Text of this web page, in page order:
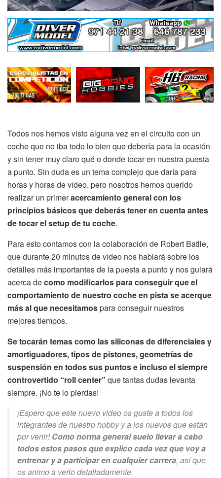
Todos nos hemos visto alguna vez en el circuito con un
coche que no iba todo lo bien que debería para la ocasión
y sin tener muy claro qué o donde tocar en nuestra puesta
a punto. Sin duda es un tema complejo que daría para
horas y horas de vídeo, pero nosotros hemos querido
realizar un primeracercamiento general con los
principios básicos que deberás tener en cuenta antes
de tocar el setup de tu coche.
Para esto contamos con la colaboración de Robert Batlle,
que durante 20 minutos de vídeo nos hablará sobre los
detalles más importantes de la puesta a punto y nos guiará
acerca decomo modificarlos para conseguir que el
comportamiento de nuestro coche en pista se acerque
más al que necesitamospara conseguir nuestros
mejores tiempos.
Se tocarán temas como las siliconas de diferenciales y
amortiguadores, tipos de pistones, geometrías de
suspensión en todos sus puntos e incluso el siempre
controvertido “roll center” que tantas dudas levanta
siempre. ¡No te lo pierdas!
¡Espero que este nuevo video os guste a todos los
integrantes de nuestro hobby y a los nuevos que están
por venir!Como norma general suelo llevar a cabo
todos estos pasos que explico cada vez que voy a
entrenar y a participar en cualquier carrera, así que
os animo a verlo detalladamente.